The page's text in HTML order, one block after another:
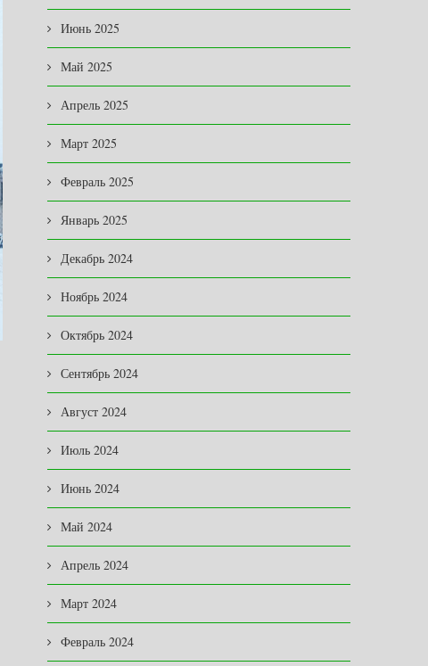
Июнь 2025
Май 2025
Апрель 2025
Март 2025
Февраль 2025
Январь 2025
Декабрь 2024
Ноябрь 2024
Октябрь 2024
Сентябрь 2024
Август 2024
Июль 2024
Июнь 2024
Май 2024
Апрель 2024
Март 2024
Февраль 2024